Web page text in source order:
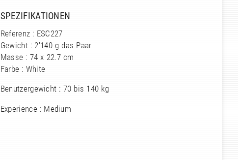
SPEZIFIKATIONEN
Referenz : ESC227
Gewicht : 2'140 g das Paar
Masse : 74 x 22.7 cm
Farbe : White
Benutzergewicht : 70 bis 140 kg
Experience : Medium